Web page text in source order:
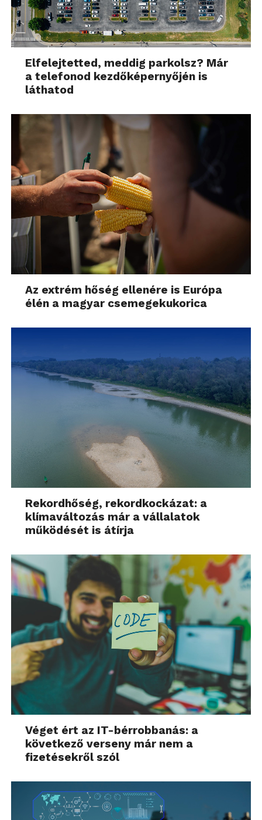
Elfelejtetted, meddig parkolsz? Már
a telefonod kezdőképernyőjén is
láthatod
Az extrém hőség ellenére is Európa
élén a magyar csemegekukorica
Rekordhőség, rekordkockázat: a
klímaváltozás már a vállalatok
működését is átírja
Véget ért az IT-bérrobbanás: a
következő verseny már nem a
fizetésekről szól